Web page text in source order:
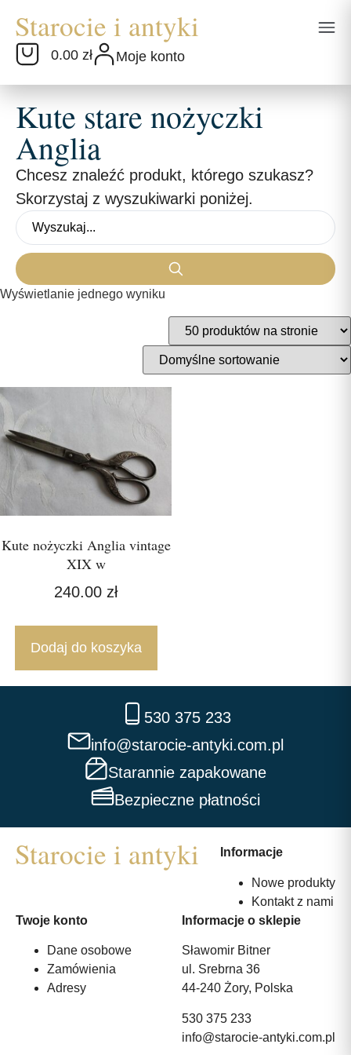
0.00 zł Moje konto
Kute stare nożyczki
Anglia
Chcesz znaleźć produkt, którego szukasz?
Skorzystaj z wyszukiwarki poniżej.
Wyświetlanie jednego wyniku
Kute nożyczki Anglia vintage
XIX w
240.00 zł
Dodaj do koszyka
530 375 233
info@starocie-antyki.com.pl
Starannie zapakowane
Bezpieczne płatności
Informacje
Nowe produkty
Kontakt z nami
Twoje konto
Dane osobowe
Zamówienia
Adresy
Informacje o sklepie
Sławomir Bitner
ul. Srebrna 36
44-240 Żory, Polska
530 375 233
info@starocie-antyki.com.pl